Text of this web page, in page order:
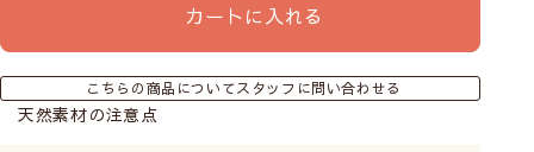
カートに入れる
こちらの商品についてスタッフに問い合わせる
天然素材の注意点